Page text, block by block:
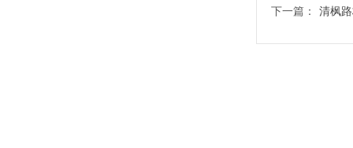
下一篇：
清枫